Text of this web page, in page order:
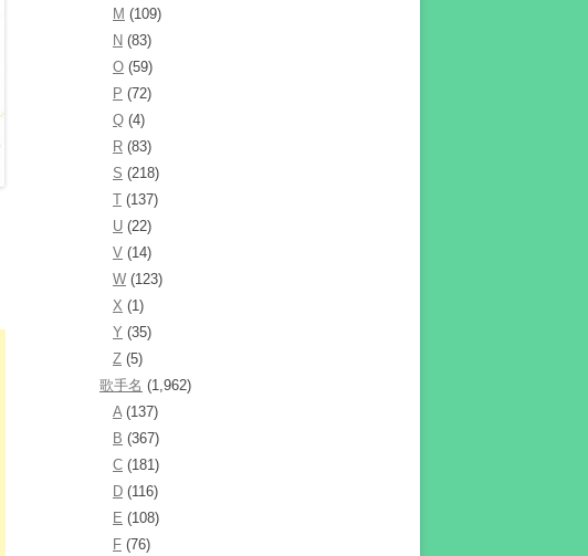
M (109)
N (83)
O (59)
P (72)
Q (4)
R (83)
S (218)
T (137)
U (22)
V (14)
W (123)
X (1)
Y (35)
Z (5)
歌手名 (1,962)
A(137)
B (367)
C (181)
D (116)
E (108)
F (76)